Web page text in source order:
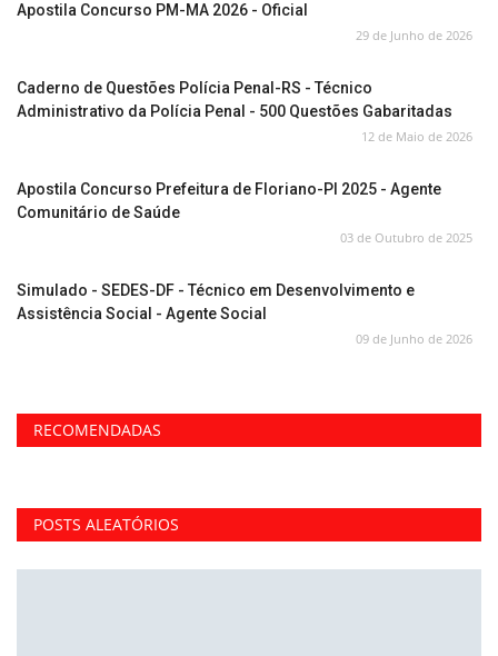
Apostila Concurso PM-MA 2026 - Oficial
29 de Junho de 2026
Caderno de Questões Polícia Penal-RS - Técnico
Administrativo da Polícia Penal - 500 Questões Gabaritadas
12 de Maio de 2026
Apostila Concurso Prefeitura de Floriano-PI 2025 - Agente
Comunitário de Saúde
03 de Outubro de 2025
Simulado - SEDES-DF - Técnico em Desenvolvimento e
Assistência Social - Agente Social
09 de Junho de 2026
RECOMENDADAS
POSTS ALEATÓRIOS